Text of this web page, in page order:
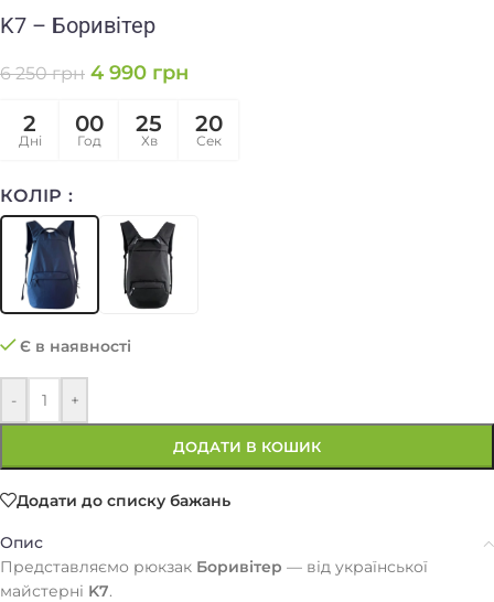
K7 – Боривітер
6 250грн 4 990 грн
2
Дні
00
Год
25
Хв
20
Сек
КОЛІР
Є в наявності
- +
ДОДАТИ В КОШИК
Додати до списку бажань
Опис
Представляємо рюкзак Боривітер — від української
майстерні K7.